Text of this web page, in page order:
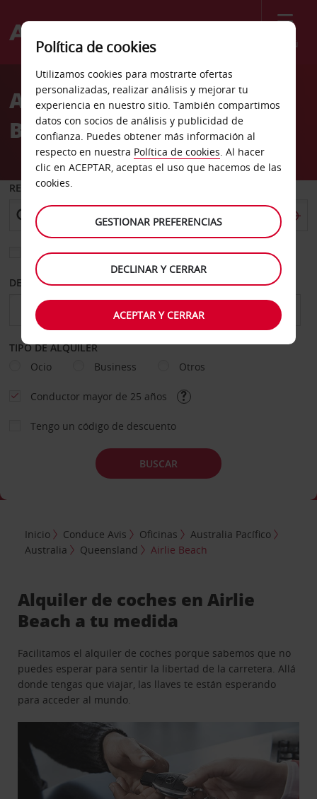
Menú
Welcome
AvisAlquiler de coches Airlie
Beach
RECOGER EN
Elegir otra oficina de devolución
DESDE HASTA
TIPO DE ALQUILER
Ocio
Business Otros
Conductor mayor de 25 años
Tengo un código de descuento
BUSCAR
Inicio Conduce Avis Oficinas
Australia Pacífico
Australia
Queensland Airlie Beach
Alquiler de coches en Airlie
Beach a tu medida
Facilitamos el alquiler de coches porque sabemos que no
puedes esperar para sentir la libertad de la carretera. Allá
donde tengas que viajar, las llaves te están esperando
para acceder al mundo.
Política de cookies
Utilizamos cookies para mostrarte ofertas
personalizadas, realizar análisis y mejorar tu
experiencia en nuestro sitio. También compartimos
datos con socios de análisis y publicidad de
confianza. Puedes obtener más información al
respecto en nuestra Política de cookies. Al hacer
clic en ACEPTAR, aceptas el uso que hacemos de las
cookies.
GESTIONAR PREFERENCIAS
DECLINAR Y CERRAR
ACEPTAR Y CERRAR